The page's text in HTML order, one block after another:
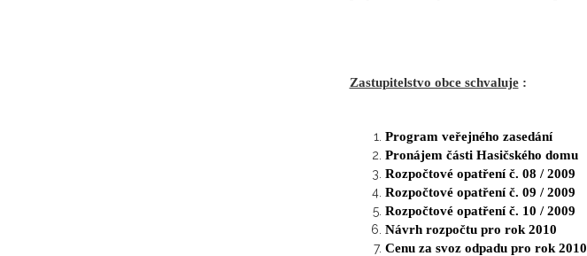
Zastupitelstvo obce schvaluje:
Program veřejného zasedání
Pronájem části Hasičského domu
Rozpočtové opatření č. 08 / 2009
Rozpočtové opatření č. 09 / 2009
Rozpočtové opatření č. 10 / 2009
Návrh rozpočtu pro rok 2010
Cenu za svoz odpadu pro rok 2010